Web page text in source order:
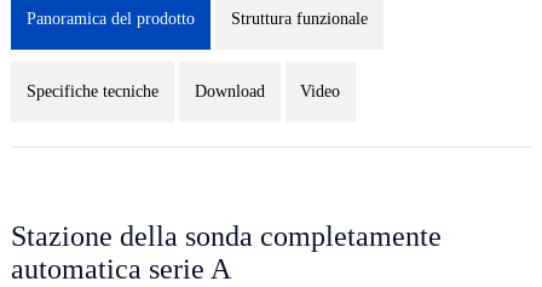
Panoramica del prodotto Struttura funzionale
Specifiche tecniche Download Video
Stazione della sonda completamente
automatica serie A